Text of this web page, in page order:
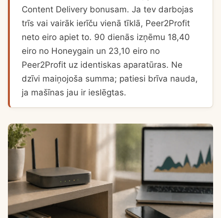
Content Delivery bonusam. Ja tev darbojas
trīs vai vairāk ierīču vienā tīklā, Peer2Profit
neto eiro apiet to. 90 dienās izņēmu 18,40
eiro no Honeygain un 23,10 eiro no
Peer2Profit uz identiskas aparatūras. Ne
dzīvi maiņojoša summa; patiesi brīva nauda,
ja mašīnas jau ir ieslēgtas.